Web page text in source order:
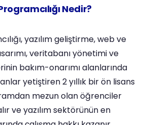
Nedir?
yazılım geliştirme, web ve
veritabanı yönetimi ve
bakım-onarımı alanlarında
yetiştiren 2 yıllık bir ön lisans
mezun olan öğrenciler
ve yazılım sektörünün en